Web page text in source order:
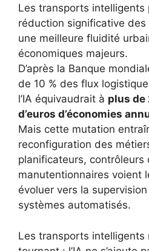
Les transports intelligents
réduction significative des
une meilleure fluidité
économiques majeurs.
D’après la Banque
de 10 % des flux
l’IA équivaudrait à plus
d’euros d’économies
Mais cette mutation
reconfiguration des
planificateurs, contrôleurs
manutentionnaires voient
évoluer vers la
systèmes automatisés.
Les transports intelligents